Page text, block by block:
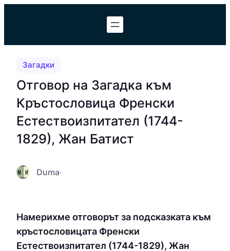
Загадки
Отговор на Загадка към
Кръстословица Френски
Естествoизпитател (1744-
1829), Жан Батист
Duma·
Намерихме отговорът за подсказката към
кръстословицата Френски
Естествoизпитател (1744-1829), Жан